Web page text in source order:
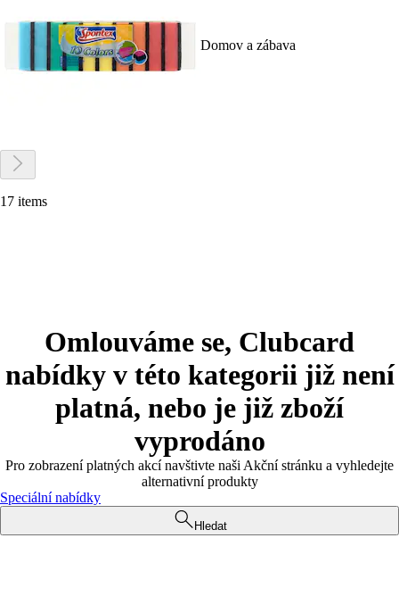
Domov a zábava
17 items
Omlouváme se, Clubcard
nabídky v této kategorii již není
platná, nebo je již zboží
vyprodáno
Pro zobrazení platných akcí navštivte naši Akční stránku a vyhledejte
alternativní produkty
Speciální nabídky
Hledat